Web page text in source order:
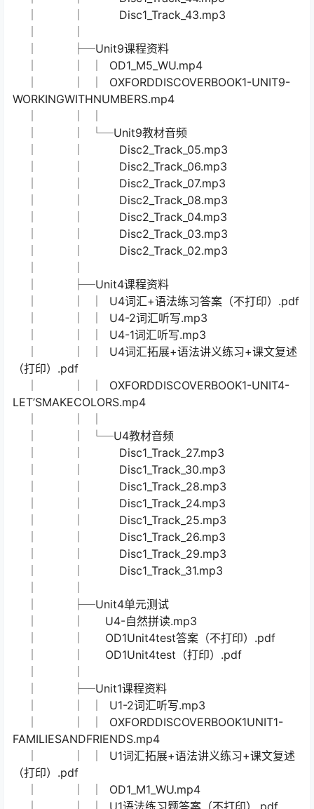
│ │ │ OXFORDDISCOVERBOOK1-UNIT6-
MYFRIENDANAK.mp4
│ │ │ U6-2词汇听写.mp3
│ │ │
│ │ └─Unit6教材音频
│ │ Disc1_Track_42.mp3
│ │ Disc1_Track_39.mp3
│ │ Disc1_Track_45.mp3
│ │ Disc1_Track_46.mp3
│ │ Disc1_Track_41.mp3
│ │ Disc1_Track_40.mp3
│ │ Disc1_Track_44.mp3
│ │ Disc1_Track_43.mp3
│ │
│ ├─Unit9课程资料
│ │ │ OD1_M5_WU.mp4
│ │ │ OXFORDDISCOVERBOOK1-UNIT9-
WORKINGWITHNUMBERS.mp4
│ │ │
│ │ └─Unit9教材音频
│ │ Disc2_Track_05.mp3
│ │ Disc2_Track_06.mp3
│ │ Disc2_Track_07.mp3
│ │ Disc2_Track_08.mp3
│ │ Disc2_Track_04.mp3
│ │ Disc2_Track_03.mp3
│ │ Disc2_Track_02.mp3
│ │
│ ├─Unit4课程资料
│ │ │ U4词汇+语法练习答案（不打印）.pdf
│ │ │ U4-2词汇听写.mp3
│ │ │ U4-1词汇听写.mp3
│ │ │ U4词汇拓展+语法讲义练习+课文复述
（打印）.pdf
│ │ │ OXFORDDISCOVERBOOK1-UNIT4-
LET’SMAKECOLORS.mp4
│ │ │
│ │ └─U4教材音频
│ │ Disc1_Track_27.mp3
│ │ Disc1_Track_30.mp3
│ │ Disc1_Track_28.mp3
│ │ Disc1_Track_24.mp3
│ │ Disc1_Track_25.mp3
│ │ Disc1_Track_26.mp3
│ │ Disc1_Track_29.mp3
│ │ Disc1_Track_31.mp3
│ │
│ ├─Unit4单元测试